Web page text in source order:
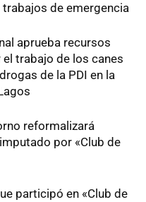
de emergencia
aprueba recursos
trabajo de los canes
de la PDI en la
reformalizará
por «Club de
participó en «Club de